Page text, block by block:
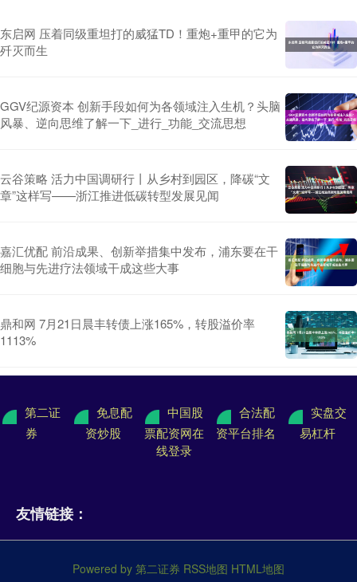
东启网 压着同级重坦打的威猛TD！重炮+重甲的它为
歼灭而生
GGV纪源资本 创新手段如何为各领域注入生机？头脑
风暴、逆向思维了解一下_进行_功能_交流思想
云谷策略 活力中国调研行丨从乡村到园区，降碳“文
章”这样写——浙江推进低碳转型发展见闻
嘉汇优配 前沿成果、创新举措集中发布，浦东要在干
细胞与先进疗法领域干成这些大事
鼎和网 7月21日晨丰转债上涨165%，转股溢价率
1113%
第二证
券
免息配
资炒股
中国股
票配资网在
线登录
合法配
资平台排名
实盘交
易杠杆
友情链接：
Powered by 第二证券 RSS地图 HTML地图